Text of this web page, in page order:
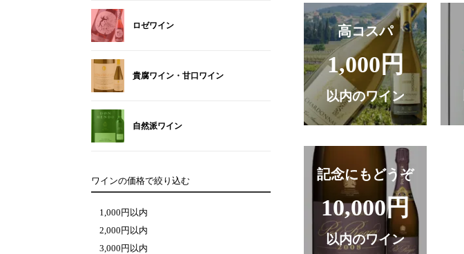
ロゼワイン
貴腐ワイン・甘口ワイン
自然派ワイン
ワインの価格で絞り込む
1,000円以内
2,000円以内
3,000円以内
高コスパ
1,000円
以内のワイン
記念にもどうぞ
10,000円
以内のワイン